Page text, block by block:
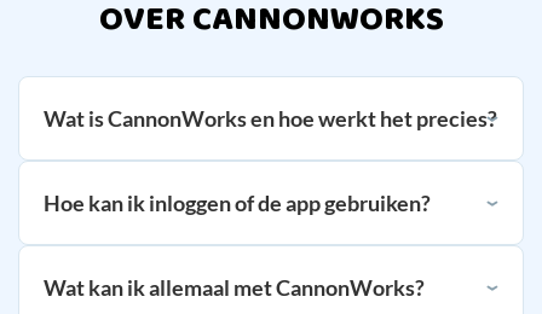
OVER CANNONWORKS
Wat is CannonWorks en hoe werkt het precies?
Hoe kan ik inloggen of de app gebruiken?
Wat kan ik allemaal met CannonWorks?